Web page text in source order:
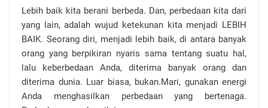
Lebih baik kita berani berbeda. Dan, perbedaan kita dari
yang lain, adalah wujud ketekunan kita menjadi LEBIH
BAIK. Seorang diri, menjadi lebih baik, di antara banyak
orang yang berpikiran nyaris sama tentang suatu hal,
lalu keberbedaan Anda, diterima banyak orang dan
diterima dunia. Luar biasa, bukan.Mari, gunakan energi
Anda menghasilkan perbedaan yang bertenaga.